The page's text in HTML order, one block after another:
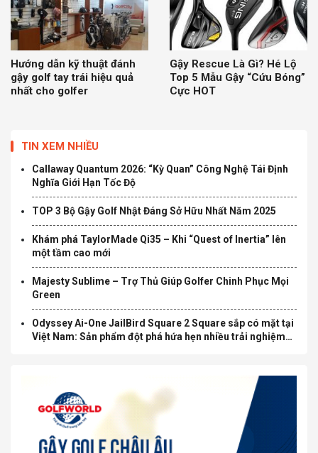
Hướng dẫn kỹ thuật đánh
gậy golf tay trái hiệu quả
nhất cho golfer
Gậy Rescue Là Gì? Hé Lộ
Top 5 Mẫu Gậy “Cứu Bóng”
Cực HOT
TIN XEM NHIỀU
Callaway Quantum 2026: “Kỳ Quan” Công Nghệ Tái Định
Nghĩa Giới Hạn Tốc Độ
TOP 3 Bộ Gậy Golf Nhật Đáng Sở Hữu Nhất Năm 2025
Khám phá TaylorMade Qi35 – Khi “Quest of Inertia” lên
một tầm cao mới
Majesty Sublime – Trợ Thủ Giúp Golfer Chinh Phục Mọi
Green
Odyssey Ai-One JailBird Square 2 Square sắp có mặt tại
Việt Nam: Sản phẩm đột phá hứa hẹn nhiều trải nghiệm